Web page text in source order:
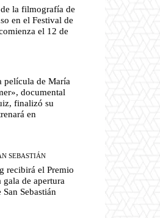
la filmografía de
en el Festival de
el 12 de
película de María
documental
finalizó su
en
SEBASTIÁN
recibirá el Premio
de apertura
Sebastián